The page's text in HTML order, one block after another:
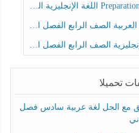
الصف الرابع الفصل الثالث
الصف الرابع الفصل الثالث
تحميلا
مع الحل لغة عربية سادس فصل